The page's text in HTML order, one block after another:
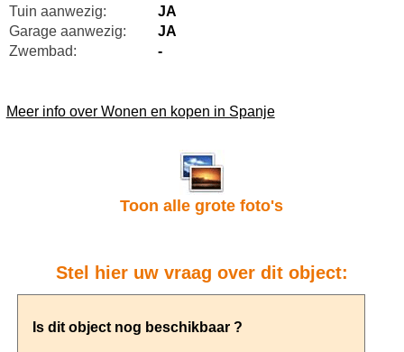
Tuin aanwezig:
JA
Garage aanwezig:
JA
Zwembad:
-
Meer info over Wonen en kopen in Spanje
Toon alle grote foto's
Stel hier uw vraag over dit object: